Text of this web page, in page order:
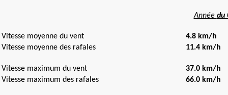
Année du
Vitesse moyenne du vent
4.8 km/h
Vitesse moyenne des rafales
11.4 km/h
Vitesse maximum du vent 37.0 km/h
Vitesse maximum des rafales
66.0 km/h